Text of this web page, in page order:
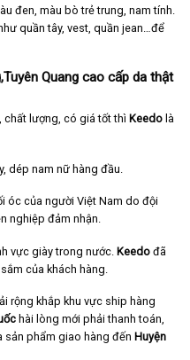
đen, màu bò trẻ trung, nam tính.
quần tây, vest, quần jean…để
Quang cao cấp da thật
chất lượng, có giá tốt thì Keedo là
dép nam nữ hàng đầu.
óc của người Việt Nam do đội
nghiệp đảm nhận.
vực giày trong nước. Keedo đã
của khách hàng.
rộng khắp khu vực ship hàng
hài lòng mới phải thanh toán,
sản phẩm giao hàng đến Huyện